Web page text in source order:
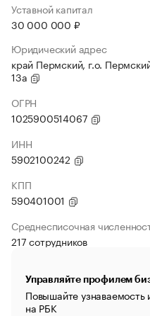
Уставной капитал
30 000 000 ₽
Юридический адрес
край Пермский, г.о.
13а
ОГРН
1025900514067
ИНН
5902100242
КПП
590401001
Среднесписочная
217 сотрудников
Управляйте профилем
Повышайте узнаваемость
на РБК